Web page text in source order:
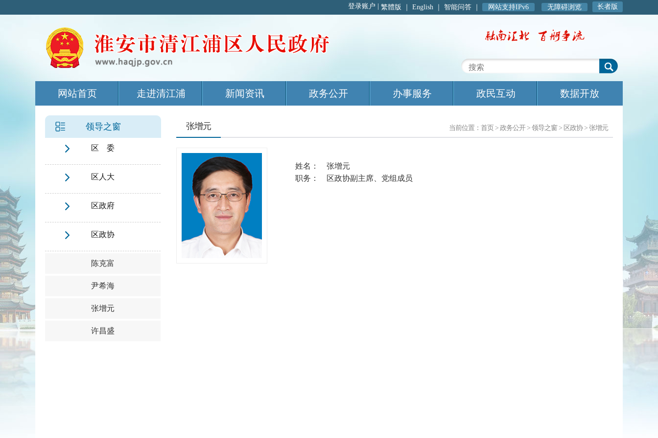
繁體版 English 智能问答 网站支持IPv6 无障碍浏览 长者版
网站首页 走进清江浦 新闻资讯 政务公开 办事服务 政民互动 数据开放
领导之窗
区 委
区人大
区政府
区政协
陈克富
尹希海
张增元
许昌盛
张增元 当前位置： 首页 > 政务公开 > 领导之窗 > 区政协 > 张增元
姓名： 张增元
职务： 区政协副主席、党组成员